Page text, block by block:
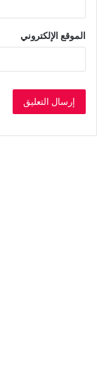
الموقع الإلكتروني